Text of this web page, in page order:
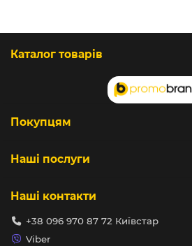
Каталог товарів
Покупцям
Наші послуги
Наші контакти
+38 096 970 87 72 Київстар
Viber